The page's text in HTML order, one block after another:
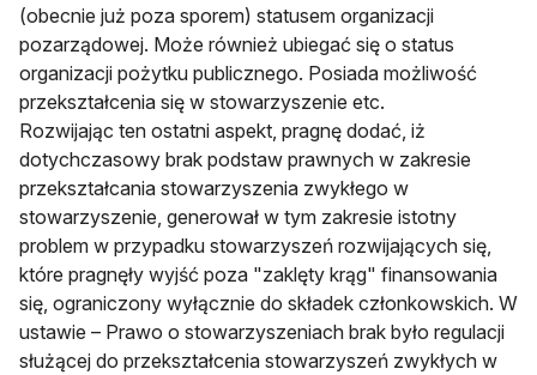
(obecnie już poza sporem) statusem organizacji
pozarządowej. Może również ubiegać się o status
organizacji pożytku publicznego. Posiada możliwość
przekształcenia się w stowarzyszenie etc.
Rozwijając ten ostatni aspekt, pragnę dodać, iż
dotychczasowy brak podstaw prawnych w zakresie
przekształcania stowarzyszenia zwykłego w
stowarzyszenie, generował w tym zakresie istotny
problem w przypadku stowarzyszeń rozwijających się,
które pragnęły wyjść poza "zaklęty krąg" finansowania
się, ograniczony wyłącznie do składek członkowskich. W
ustawie – Prawo o stowarzyszeniach brak było regulacji
służącej do przekształcenia stowarzyszeń zwykłych w